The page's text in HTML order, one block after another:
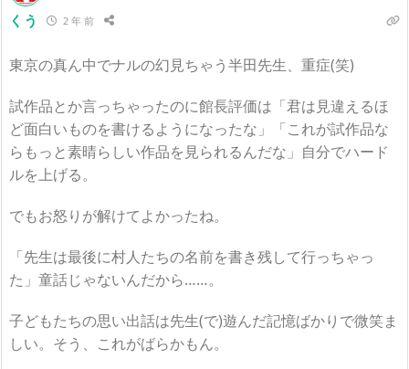
くう 2 年 前
東京の真ん中でナルの幻見ちゃう半田先生、重症(笑)
試作品とか言っちゃったのに館長評価は「君は見違えるほ
ど面白いものを書けるようになったな」「これが試作品な
らもっと素晴らしい作品を見られるんだな」自分でハード
ルを上げる。
でもお怒りが解けてよかったね。
「先生は最後に村人たちの名前を書き残して行っちゃっ
た」童話じゃないんだから……。
子どもたちの思い出話は先生(で)遊んだ記憶ばかりで微笑ま
しい。そう、これがばらかもん。